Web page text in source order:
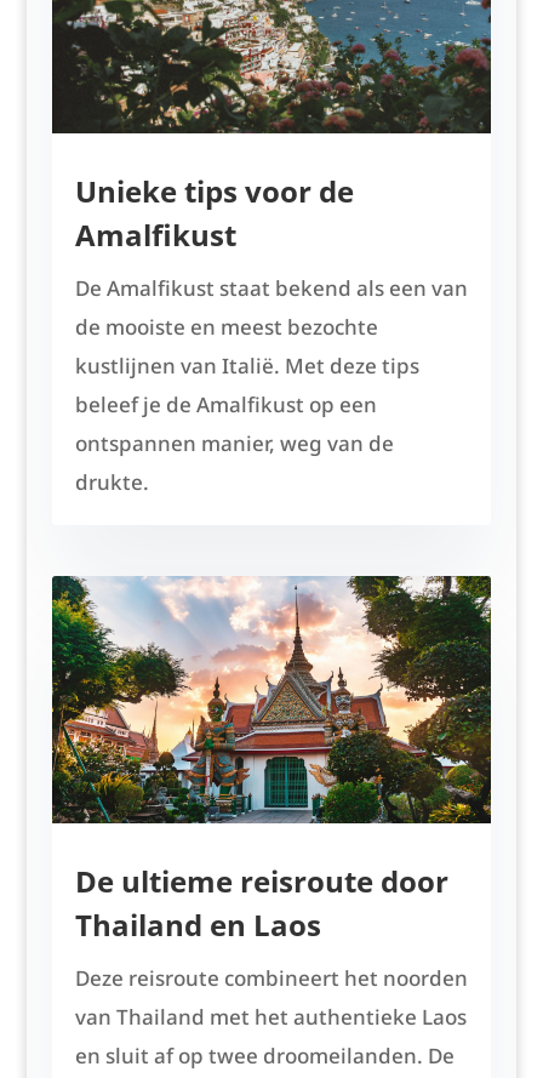
Unieke tips voor de
Amalfikust
De Amalfikust staat bekend als een van
de mooiste en meest bezochte
kustlijnen van Italië. Met deze tips
beleef je de Amalfikust op een
ontspannen manier, weg van de
drukte.
De ultieme reisroute door
Thailand en Laos
Deze reisroute combineert het noorden
van Thailand met het authentieke Laos
en sluit af op twee droomeilanden. De